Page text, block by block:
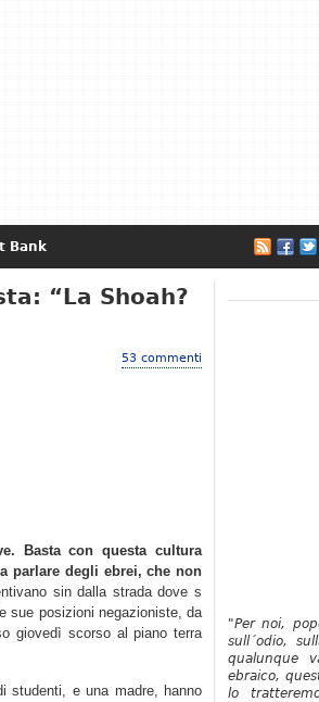
Bank
“La Shoah?
53 commenti
Basta con questa cultura
parlare degli ebrei, che non
sin dalla strada dove s
sue posizioni negazioniste, da
giovedì scorso al piano terra
studenti, e una madre, hanno
"Per noi,
sull´odio,
qualunque
ebraico,
lo